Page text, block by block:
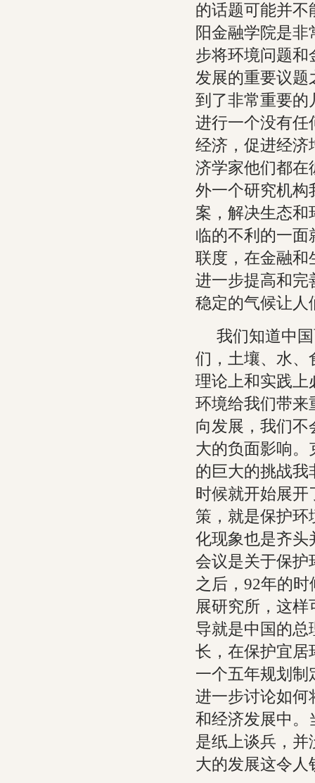
的话题可能并不
阳金融学院是
步将环境问题和
发展的重要议题
到了非常重要的
进行一个没有任
经济，促进经济
济学家他们都在
外一个研究机构
案，解决生态和
临的不利的一面
联度，在金融和
进一步提高和完
稳定的气候让人
我们知道中
们，土壤、水、
理论上和实践上
环境给我们带来
向发展，我们不
大的负面影响。
的巨大的挑战我
时候就开始展开
策，就是保护环
化现象也是齐头
会议是关于保护
之后，92年的
展研究所，这
导就是中国的总
长，在保护宜居
一个五年规划制
进一步讨论如何
和经济发展中。
是纸上谈兵，并
大的发展这令人